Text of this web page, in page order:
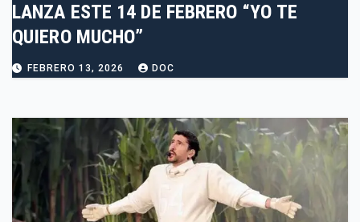
LANZA ESTE 14 DE FEBRERO “YO TE
QUIERO MUCHO”
FEBRERO 13, 2026 DOC